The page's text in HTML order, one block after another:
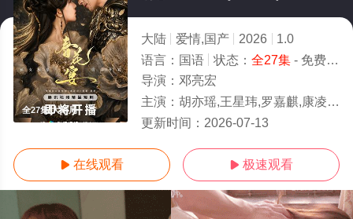
全27集/大结局
大陆 爱情,国产 2026
1.0
语言： 国语 状态： 全27集- 免费在线观看
导演： 邓亮宏
主演： 胡亦瑶,王星玮,罗嘉麒,康凌骁,张永博
更新时间： 2026-07-13
 在线观看  极速观看